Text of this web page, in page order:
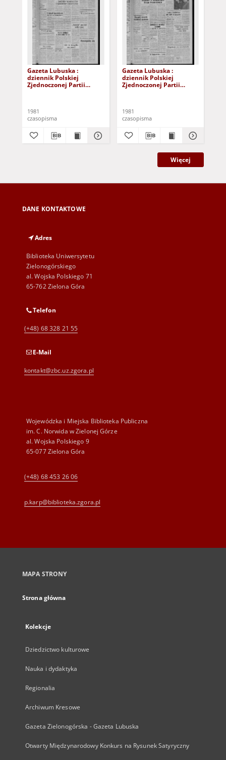
Gazeta Lubuska :
dziennik Polskiej
Zjednoczonej Partii
Wyd. A
1981
czasopisma
Gazeta Lubuska :
dziennik Polskiej
Zjednoczonej Partii
Wyd. A
1981
czasopisma
Więcej
DANE KONTAKTOWE
Adres
Biblioteka Uniwersytetu
Zielonogórskiego
al. Wojska Polskiego 71
65-762 Zielona Góra
Telefon
(+48) 68 328 21 55
E-Mail
kontakt@zbc.uz.zgora.pl
Wojewódzka i Miejska Biblioteka Publiczna
im. C. Norwida w Zielonej Górze
al. Wojska Polskiego 9
65-077 Zielona Góra
(+48) 68 453 26 06
p.karp@biblioteka.zgora.pl
MAPA STRONY
Strona główna
Kolekcje
Dziedzictwo kulturowe
Nauka i dydaktyka
Regionalia
Archiwum Kresowe
Gazeta Zielonogórska - Gazeta Lubuska
Otwarty Międzynarodowy Konkurs na Rysunek Satyryczny